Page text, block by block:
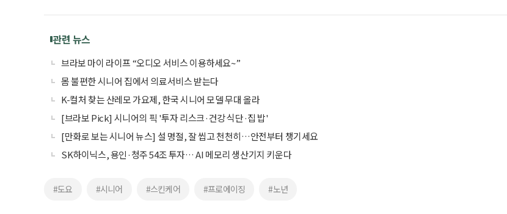
관련 뉴스
브라보 마이 라이프 “오디오 서비스 이용하세요~”
몸 불편한 시니어 집에서 의료서비스 받는다
K-컬처 찾는 산레모 가요제, 한국 시니어 모델 무대 올라
[브라보 Pick] 시니어의 픽 '투자 리스크·건강 식단·집 밥'
[만화로 보는 시니어 뉴스] 설 명절, 잘 씹고 천천히…안전부터 챙기세요
SK하이닉스, 용인·청주 54조 투자… AI 메모리 생산기지 키운다
#도요 #시니어 #스킨케어 #프로에이징 #노년